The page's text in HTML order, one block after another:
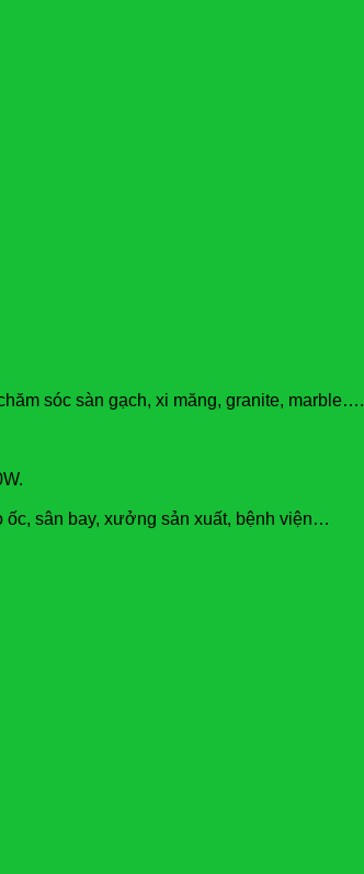
sóc sàn gạch, xi măng, granite, marble….
sân bay, xưởng sản xuất, bệnh viện…